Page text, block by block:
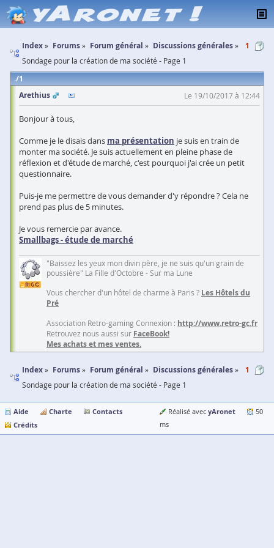
Index Forums Forum général Discussions générales
Sondage pour la création de ma société - Page 1
1
1
Arethius
Le 19/10/2017 à 12:44
Bonjour à tous,
Comme je le disais dans ma présentation je suis en train de
monter ma société. Je suis actuellement en pleine phase de
réflexion et d'étude de marché, c'est pourquoi j'ai crée un petit
questionnaire.
Puis-je me permettre de vous demander d'y répondre ? Cela ne
prend pas plus de 5 minutes.
Je vous remercie par avance.
Smallbags - étude de marché
"Baissez les yeux mon divin père, je ne suis qu'un grain de
poussière" La Fille d'Octobre - Sur ma Lune
Vous chercher d'un hôtel de charme à Paris ? Les Hôtels du
Pré
Association Retro-gaming Connexion : http://www.retro-gc.fr
Retrouvez nous aussi sur FaceBook!
Mes achats et mes ventes.
Index Forums Forum général Discussions générales
Sondage pour la création de ma société - Page 1
1
Aide Charte
Contacts
Crédits
Réalisé avec yAronet
50
ms